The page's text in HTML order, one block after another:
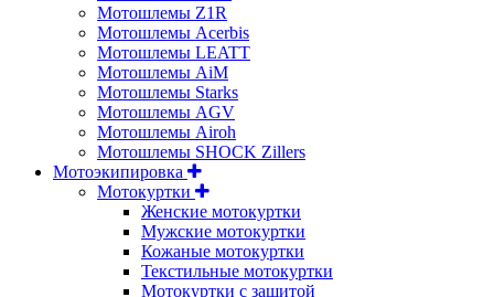
Мотошлемы Z1R
Мотошлемы Acerbis
Мотошлемы LEATT
Мотошлемы AiM
Мотошлемы Starks
Мотошлемы AGV
Мотошлемы Airoh
Мотошлемы SHOCK Zillers
Мотоэкипировка
Мотокуртки
Женские мотокуртки
Мужские мотокуртки
Кожаные мотокуртки
Текстильные мотокуртки
Мотокуртки с защитой